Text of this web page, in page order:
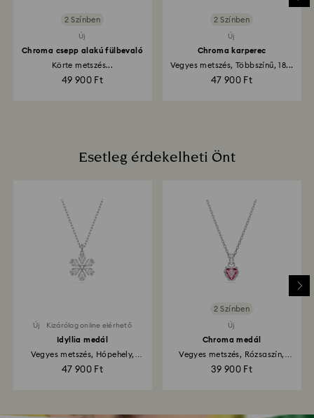
visszatérítési folyamat akár 3-4 hetet is igénybe
2 Színben
Új
Chroma csepp alakú fülbevaló
Körte metszés...
49 900 Ft
2 Színben
Új
Chroma karperec
Vegyes metszés, Többszínű, 18...
47 900 Ft
Esetleg érdekelheti Önt
Új Kizárólag online elérhető
Idyllia medál
Vegyes metszés, Hópehely,
47 900 Ft
2 Színben
Új
Chroma medál
Vegyes metszés, Rózsaszín,
39 900 Ft